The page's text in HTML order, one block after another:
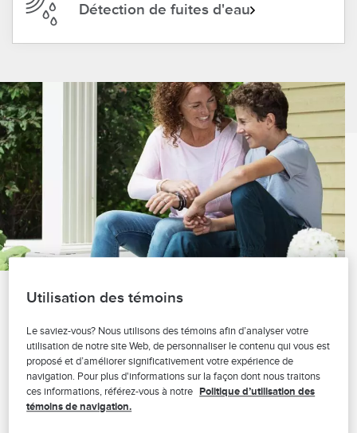
Détection de fuites d'eau
Découvrez les différentes
protections de l’assurance
propriétaire
Utilisation des témoins
Le saviez-vous? Nous utilisons des témoins afin d’analyser votre
utilisation de notre site Web, de personnaliser le contenu qui vous est
proposé et d’améliorer significativement votre expérience de
navigation. Pour plus d'informations sur la façon dont nous traitons
ces informations, référez-vous à notre Politique d’utilisation des
témoins de navigation.